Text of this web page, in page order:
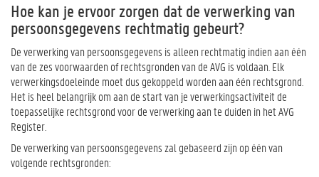
Hoe kan je ervoor zorgen dat de verwerking van
persoonsgegevens rechtmatig gebeurt?
De verwerking van persoonsgegevens is alleen rechtmatig indien aan één
van de zes voorwaarden of rechtsgronden van de AVG is voldaan. Elk
verwerkingsdoeleinde moet dus gekoppeld worden aan één rechtsgrond.
Het is heel belangrijk om aan de start van je verwerkingsactiviteit de
toepasselijke rechtsgrond voor de verwerking aan te duiden in het AVG
Register.
De verwerking van persoonsgegevens zal gebaseerd zijn op één van
volgende rechtsgronden: